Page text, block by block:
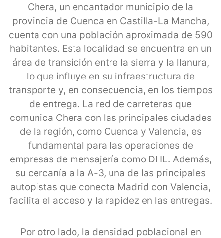
Chera, un encantador municipio de la
provincia de Cuenca en Castilla-La Mancha,
cuenta con una población aproximada de 590
habitantes. Esta localidad se encuentra en un
área de transición entre la sierra y la llanura,
lo que influye en su infraestructura de
transporte y, en consecuencia, en los tiempos
de entrega. La red de carreteras que
comunica Chera con las principales ciudades
de la región, como Cuenca y Valencia, es
fundamental para las operaciones de
empresas de mensajería como DHL. Además,
su cercanía a la A-3, una de las principales
autopistas que conecta Madrid con Valencia,
facilita el acceso y la rapidez en las entregas.
Por otro lado, la densidad poblacional en